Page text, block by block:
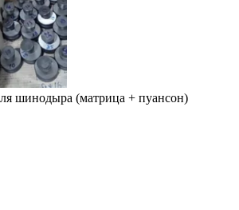
шинодыра (матрица + пуансон)